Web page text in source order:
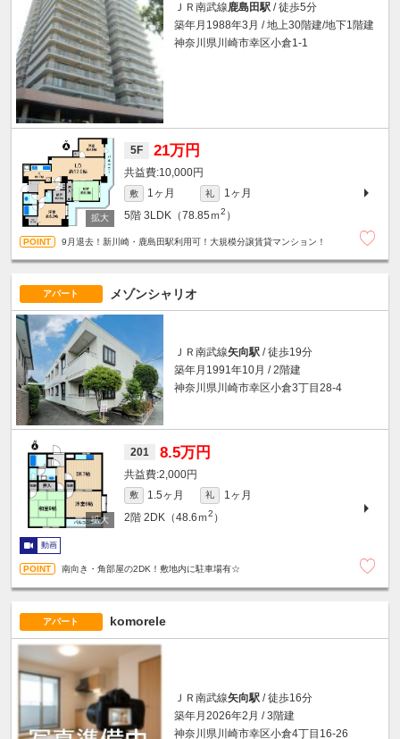
ＪＲ南武線鹿島田駅 / 徒歩5分
築年月1988年3月 / 地上30階建/地下1階建
神奈川県川崎市幸区小倉1-1
5F 21万円
10,000円
敷 1ヶ月 礼
1ヶ月
5階 3LDK（78.85ｍ2 ）
9月退去！新川崎・鹿島田駅利用可！大規模分譲賃貸マンション！
アパート メゾンシャリオ
ＪＲ南武線矢向駅 / 徒歩19分
築年月1991年10月 / 2階建
神奈川県川崎市幸区小倉3丁目28-4
201 8.5万円
2,000円
敷 1.5ヶ月 礼
1ヶ月
2階 2DK（48.6ｍ2 ）
動画
南向き・角部屋の2DK！敷地内に駐車場有☆
アパート komorele
ＪＲ南武線矢向駅 / 徒歩16分
築年月2026年2月 / 3階建
神奈川県川崎市幸区小倉4丁目16-26